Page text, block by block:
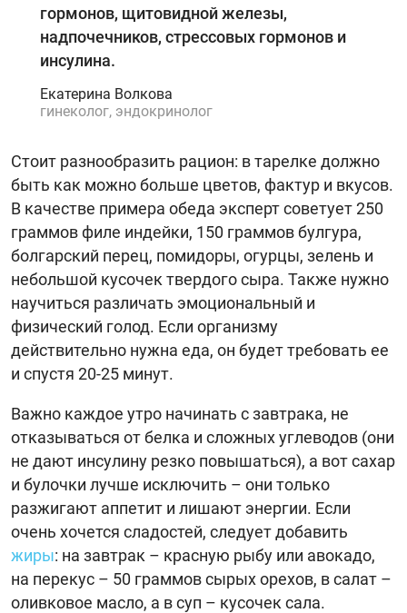
гормонов, щитовидной железы,
надпочечников, стрессовых гормонов и
инсулина.
Екатерина Волкова
гинеколог, эндокринолог
Стоит разнообразить рацион: в тарелке должно
быть как можно больше цветов, фактур и вкусов.
В качестве примера обеда эксперт советует 250
граммов филе индейки, 150 граммов булгура,
болгарский перец, помидоры, огурцы, зелень и
небольшой кусочек твердого сыра. Также нужно
научиться различать эмоциональный и
физический голод. Если организму
действительно нужна еда, он будет требовать ее
и спустя 20-25 минут.
Важно каждое утро начинать с завтрака, не
отказываться от белка и сложных углеводов (они
не дают инсулину резко повышаться), а вот сахар
и булочки лучше исключить – они только
разжигают аппетит и лишают энергии. Если
очень хочется сладостей, следует добавить
жиры: на завтрак – красную рыбу или авокадо,
на перекус – 50 граммов сырых орехов, в салат –
оливковое масло, а в суп – кусочек сала.